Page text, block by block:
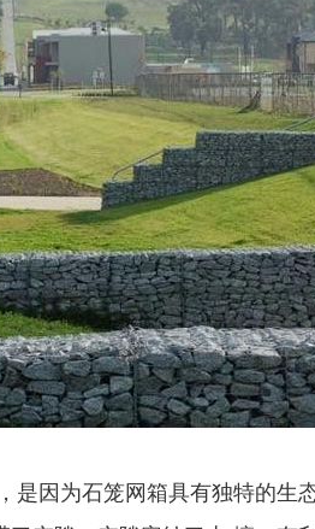
因为石笼网箱具有独特的生